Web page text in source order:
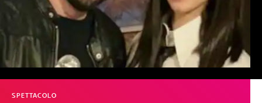
SPETTACOLO